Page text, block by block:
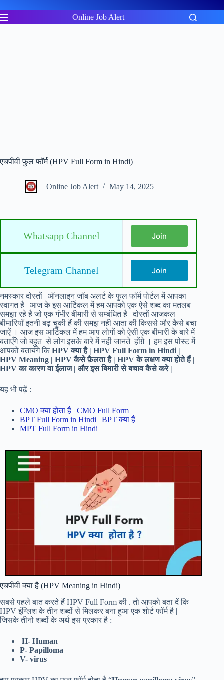
to
content
Online Job Alert
एचपीवी फुल फॉर्म (HPV Full Form in Hindi)
Online Job Alert May 14, 2025
Whatsapp Channel Join
Telegram Channel Join
नमस्कार दोस्तों | ऑनलाइन जॉब अलर्ट के फुल फॉर्म पोर्टल में आपका
स्वागत है | आज के इस आर्टिकल में हम आपको एक ऐसे शब्द का मतलब
समझा रहे है जो एक गंभीर बीमारी से सम्बंधित है | दोस्तों आजकल
बीमारियाँ इतनी बढ़ चुकी हैं की समझ नही आता की किससे और कैसे बचा
जाऐं । आज इस आर्टिकल में हम आप लोगों को ऐसी एक बीमारी के बारे में
बताएँगे जो बहुत से लोग इसके बारे में नही जानते होंग़े । हम इस पोस्ट में
आपको बतायंगे कि HPV क्या है | HPV Full Form in Hindi |
HPV Meaning | HPV कैसे फ़ैलता है | HPV के लक्षण क्या होते हैं |
HPV का कारण वा ईलाज | और इस बिमारी से बचाव कैसे करे |
यह भी पढ़ें :
CMO क्या होता है | CMO Full Form
BPT Full Form in Hindi | BPT क्या हैं
MPT Full Form in Hindi
एचपीवी क्या है (HPV Meaning in Hindi)
सबसे पहले बात करते हैं HPV Full Form की . तो आपको बता दें कि
HPV इंग्लिश के तीन शब्दों से मिलकर बना हुआ एक शोर्ट फॉर्म है |
जिसके तीनो शब्दों के अर्थ इस प्रकार है :
H- Human
P- Papilloma
V- virus